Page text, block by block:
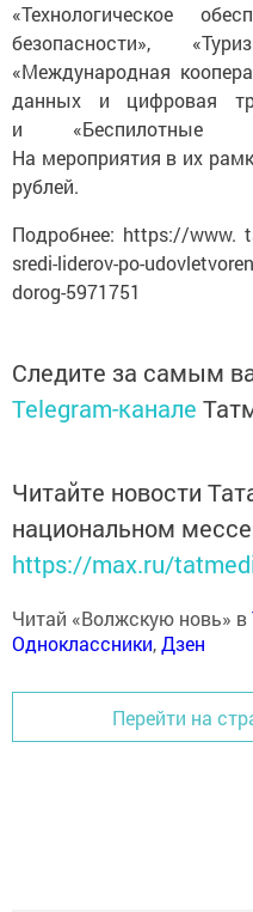
«Технологическое
безопасности»,
«Международная
данных и цифровая
и «Беспилотные
На мероприятия в их
рублей.
Подробнее: https://www.
sredi-liderov-po-
dorog-5971751
Следите за самым
Telegram-канале
Читайте новости
национальном
https://max.ru/
Читай «Волжскую новь» в
Одноклассники,Дзен
Перейти на